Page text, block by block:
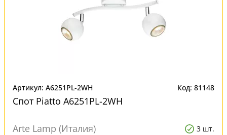
Артикул: A6251PL-2WH Код: 81148
Спот Piatto A6251PL-2WH
Arte Lamp (Италия) 3 шт.